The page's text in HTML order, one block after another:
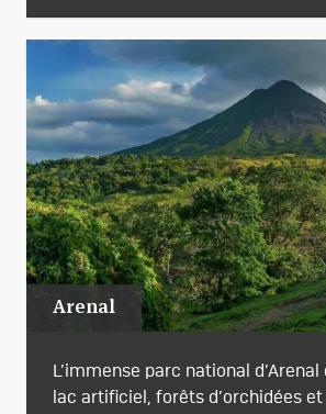
Arenal
L’immense parc national
lac artificiel, forêts d’orchidées